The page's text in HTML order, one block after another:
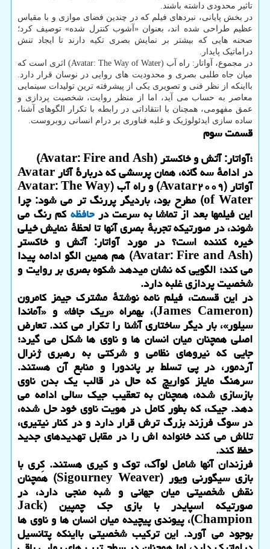
تاثیر محدودی داشته باشند.
در بخش پایانی، نبردهای فیلم که در چندین فضای موازی و با مقیاس
عظیم طراحی شده اند، بعنوان «آشوب کنترل شده» توصیف کرد؛
صحنه هایی که بیشتر بر نمایش بصری تکیه دارند تا ایجاد تنش
دراماتیک پایدار.
در مجموع، آواتار: راه آب (Avatar: The Way of Water) اثری است که
میان جاه طلبی بصری و محدودیت های روایی در نوسان قرار دارد.
بااینکه از نظر فنی و تصویری یکی از پیشرفته ترین تولیدات سینمایی
معاصر به حساب می آید، اما از منظر روایت، شخصیت پردازی و
عمق مفهومی، همچنان با انتقاداتی در رابطه با تکرار الگوهای آشنا،
ساده سازی ایدئولوژیک و غلبه فناوری بر درام انسانی روبروست.
قسمت سوم
؛آواتار: آتش و خاکستر (Avatar: Fire and Ash)
در ادامهٔ سه گانه، همان پرسشی که دربارهٔ آثار Avatar
آواتار (Avatar۲۰۰۹) و راه آب (Avatar: The Way
of Water) مطرح بود، باردیگر پررنگ تر می شود: چرا
این فیلمها بعد از تماشا به سرعت درحافظهکم رنگ می
شوند، در صورتیکه تجربهٔ بصری آنها تا لحظهٔ نمایش خیلی
خیره کننده است؟ در مورد آواتار: آتش و خاکستر
(Avatar: Fire and Ash) هم همین الگو ادامه پیدا
می کند؛ الگویی که نشان میدهد شکوه بصری بر روایت و
شخصیت پردازی غلبه دارد.
در این قسمت، فیلم نامه نوشتهٔ مشترک جیمز کامرون
(James Cameron)، بهمراه «ریک جافا» و «آماندا
سیلور»، بار دیگر ساختاری آشنا را تکرار می کند. تعارض
اصلی همچنان میان انسان ها و ناوی ها شکل می گیرد؛
جایی که نیروهای نظامی و شرکتی به رهبری ژنرال
آردمور، در پی تسلط بر پاندورا و منابع آن هستند.
سرهنگ مایلز کواریچ که حال در قالب یک بدن ناوی
بازسازی شده، همچنان به تعقیب جیک سالی ادامه می
دهد. جیک، که بطور کامل در هویت ناوی خود حل شده،
در سوگ فرزند بزرگ ترش قرار دارد و در کنار نیتیری،
تلاش می کند خانواده اش را در مقابل تهدیدهای جدید
حفظ کند.
فرزندان آنها شامل لوآک، توک و کیری هستند. کِری با
بازی سیگورنی ویور (Sigourney Weaver) همچنان
نقش شخصیتی میان جهانی و شبه منجی دارد، در
صورتیکه اسپایدر با بازی جک چمپین (Jack
Champion)، پیوندی پیچیده میان انسان ها و ناوی ها
بوجود می آورد. این ترکیب شخصیتی بااینکه پتانسیل